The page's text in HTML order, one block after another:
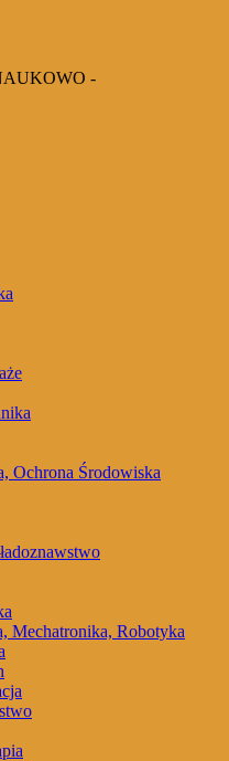
-
Ochrona Środowiska
Mechatronika, Robotyka